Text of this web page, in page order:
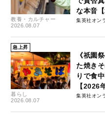
教養・カルチャー
2026.08.07
な本音
集英社オン
急上昇
暮らし
2026.08.07
《祇園
た焼き
りで食
【2026
集英社オン